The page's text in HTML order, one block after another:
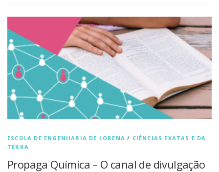
ESCOLA DE ENGENHARIA DE LORENA / CIÊNCIAS EXATAS E DA
TERRA
Propaga Química – O canal de divulgação